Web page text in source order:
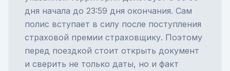
дня начала до 23:59 дня окончания. Сам
полис вступает в силу после поступления
страховой премии страховщику. Поэтому
перед поездкой стоит открыть документ
и сверить не только даты, но и факт